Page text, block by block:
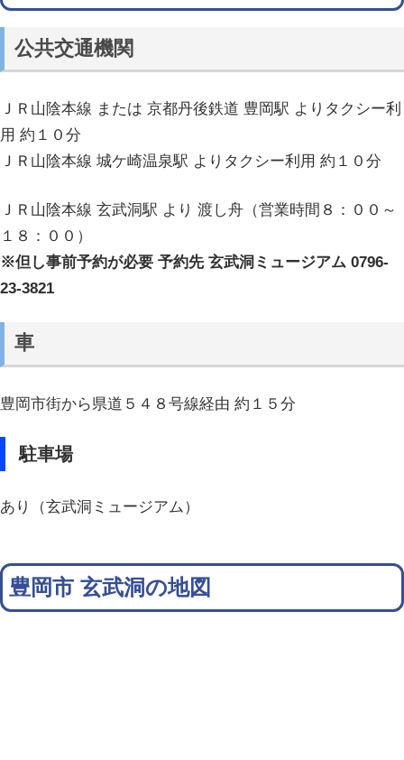
公共交通機関
ＪＲ山陰本線 または 京都丹後鉄道 豊岡駅 よりタクシー利
用 約１０分
ＪＲ山陰本線 城ケ崎温泉駅 よりタクシー利用 約１０分
ＪＲ山陰本線 玄武洞駅 より 渡し舟（営業時間８：００～
１８：００）
※但し事前予約が必要 予約先 玄武洞ミュージアム 0796-
23-3821
車
豊岡市街から県道５４８号線経由 約１５分
駐車場
あり（玄武洞ミュージアム）
豊岡市 玄武洞の地図